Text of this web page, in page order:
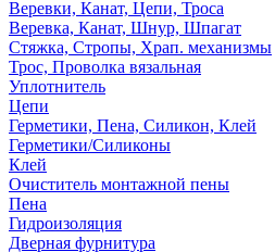
Веревки, Канат, Цепи, Троса
Веревка, Канат, Шнур, Шпагат
Стяжка, Стропы, Храп. механизмы
Трос, Проволка вязальная
Уплотнитель
Цепи
Герметики, Пена, Силикон, Клей
Герметики/Силиконы
Клей
Очиститель монтажной пены
Пена
Гидроизоляция
Дверная фурнитура